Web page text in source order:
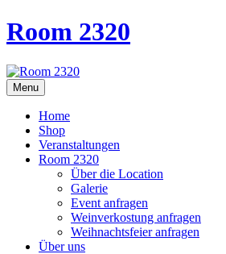
Room 2320
Menu
Home
Shop
Veranstaltungen
Room 2320
Über die Location
Galerie
Event anfragen
Weinverkostung anfragen
Weihnachtsfeier anfragen
Über uns